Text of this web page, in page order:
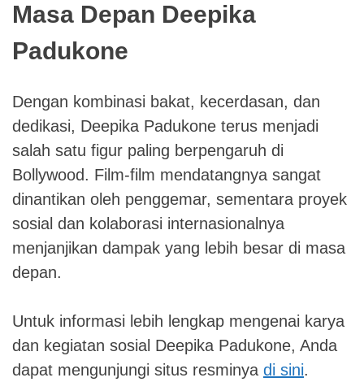
Masa Depan Deepika
Padukone
Dengan kombinasi bakat, kecerdasan, dan
dedikasi, Deepika Padukone terus menjadi
salah satu figur paling berpengaruh di
Bollywood. Film-film mendatangnya sangat
dinantikan oleh penggemar, sementara proyek
sosial dan kolaborasi internasionalnya
menjanjikan dampak yang lebih besar di masa
depan.
Untuk informasi lebih lengkap mengenai karya
dan kegiatan sosial Deepika Padukone, Anda
dapat mengunjungi situs resminya di sini.